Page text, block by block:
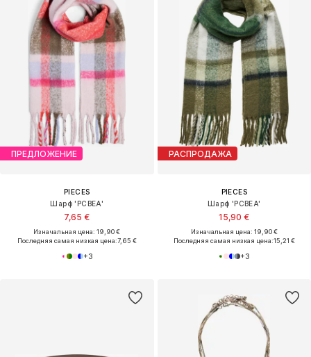
ПРЕДЛОЖЕНИЕ
PIECES
Шарф 'PCBEA'
7,65 €
Изначальная цена: 19,90 €
Последняя самая низкая цена:7,65 €
+3
РАСПРОДАЖА
PIECES
Шарф 'PCBEA'
15,90 €
Изначальная цена: 19,90 €
Последняя самая низкая цена:15,21 €
+3